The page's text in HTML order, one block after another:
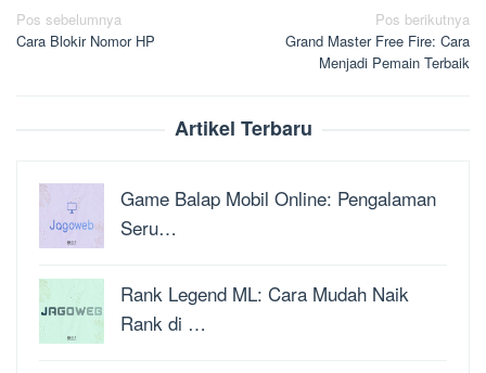
Navigasi
pos
Pos sebelumnya
Cara Blokir Nomor HP
Pos berikutnya
Grand Master Free Fire: Cara
Menjadi Pemain Terbaik
Artikel Terbaru
Game Balap Mobil Online: Pengalaman
Seru…
Rank Legend ML: Cara Mudah Naik
Rank di …